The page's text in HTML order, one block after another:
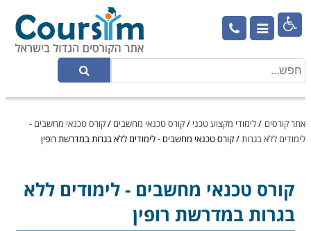

אתר קורסים /לימודי מקצוע טכני /קורס טכנאי מחשבים /קורס טכנאי מחשבים -
לימודים ללא בגרות/קורס טכנאי מחשבים - לימודים ללא בגרות במדרשת רופין
קורס טכנאי מחשבים - לימודים ללא
בגרות במדרשת רופין